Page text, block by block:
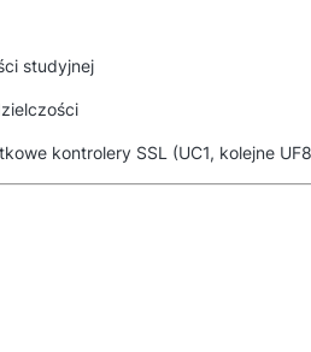
studyjnej
kontrolery SSL (UC1, kolejne